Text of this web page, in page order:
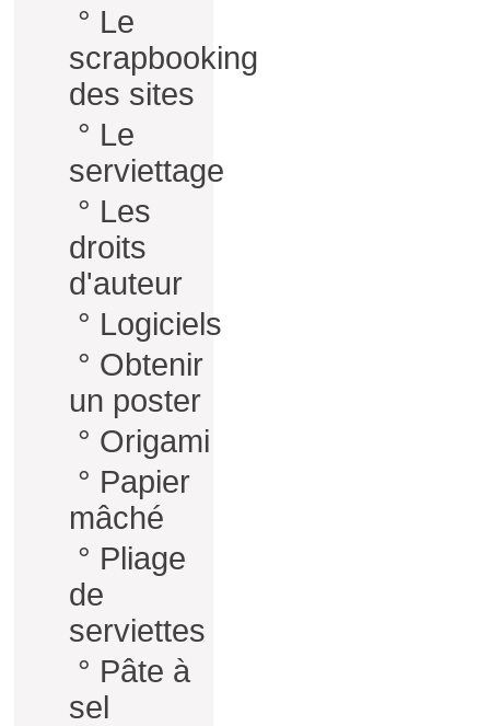
° Le
scrapbooking
des sites
° Le
serviettage
° Les
droits
d'auteur
° Logiciels
° Obtenir
un poster
° Origami
° Papier
mâché
° Pliage
de
serviettes
° Pâte à
sel